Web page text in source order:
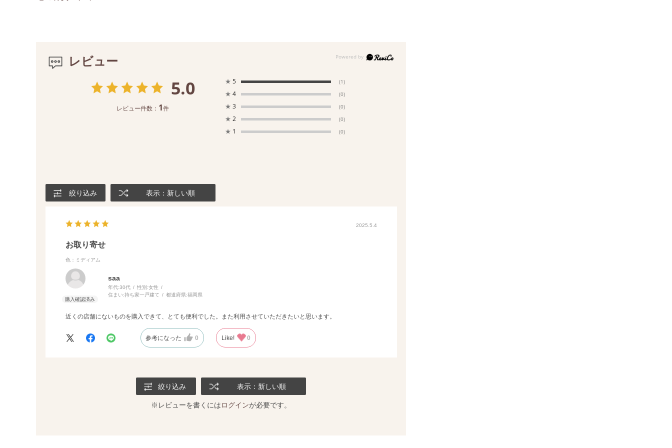
レビュー
5.0
レビュー件数： 1件
★ 5 (1)
★ 4 (0)
★ 3 (0)
★ 2 (0)
★ 1 (0)
絞り込み 表示：新しい順
2025.5.4
お取り寄せ
色：ミディアム
saa
年代:30代 性別:女性
住まい:持ち家一戸建て 都道府県:福岡県
近くの店舗にないものを購入できて、とても便利でした。また利用させていただきたいと思います。
参考になった 0 Like! 0
絞り込み 表示：新しい順
※レビューを書くにはログインが必要です。